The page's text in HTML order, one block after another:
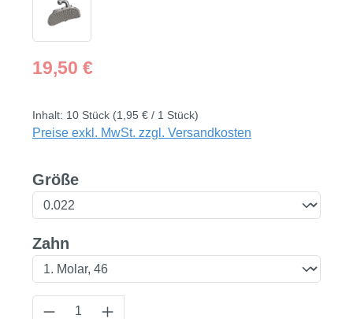
Regulärer Preis:
19,50 €
Inhalt: 10 Stück (1,95 € / 1 Stück)
Preise exkl. MwSt. zzgl. Versandkosten
Größeauswählen
Zahn
Produkt Anzahl: Gib den gewünschten